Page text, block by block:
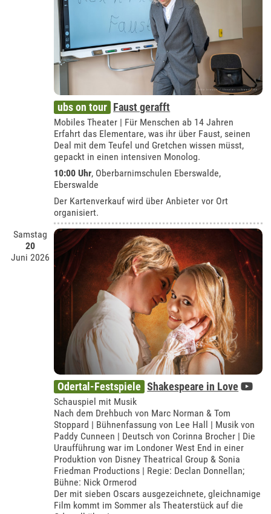
ubs on tour Faust gerafft
Mobiles Theater | Für Menschen ab 14 Jahren
Erfahrt das Elementare, was ihr über Faust, seinen
Deal mit dem Teufel und Gretchen wissen müsst,
gepackt in einen intensiven Monolog.
10:00 Uhr, Oberbarnimschulen Eberswalde,
Eberswalde
Der Kartenverkauf wird über Anbieter vor Ort
organisiert.
Samstag
20
Juni 2026
Odertal-Festspiele Shakespeare in Love
Schauspiel mit Musik
Nach dem Drehbuch von Marc Norman & Tom
Stoppard | Bühnenfassung von Lee Hall | Musik von
Paddy Cunneen | Deutsch von Corinna Brocher | Die
Uraufführung war im Londoner West End in einer
Produktion von Disney Theatrical Group & Sonia
Friedman Productions | Regie: Declan Donnellan;
Bühne: Nick Ormerod
Der mit sieben Oscars ausgezeichnete, gleichnamige
Film kommt im Sommer als Theaterstück auf die